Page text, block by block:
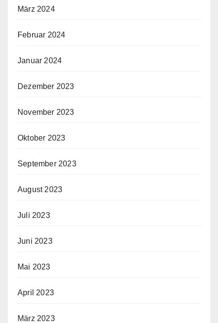
März 2024
Februar 2024
Januar 2024
Dezember 2023
November 2023
Oktober 2023
September 2023
August 2023
Juli 2023
Juni 2023
Mai 2023
April 2023
März 2023